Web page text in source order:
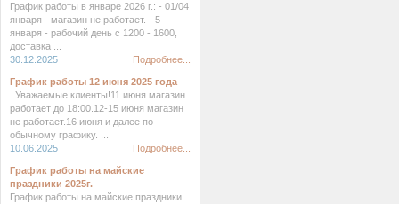
График работы в январе 2026 г.: - 01/04
января - магазин не работает. - 5
января - рабочий день с 1200 - 1600,
доставка ...
30.12.2025
Подробнее...
График работы 12 июня 2025 года
Уважаемые клиенты!11 июня магазин
работает до 18:00.12-15 июня магазин
не работает.16 июня и далее по
обычному графику. ...
10.06.2025
Подробнее...
График работы на майские
праздники 2025г.
График работы на майские праздники